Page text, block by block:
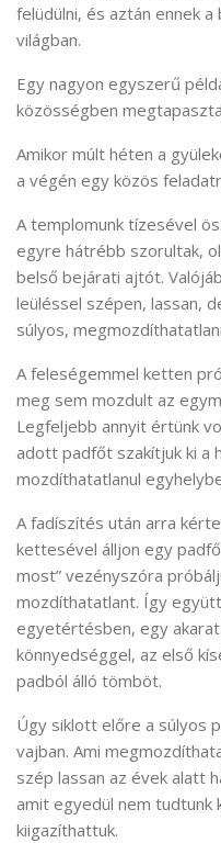
felüdülni, és aztán ennek
világban.
Egy nagyon egyszerű
közösségben
Amikor múlt héten a
a végén egy közös
A templomunk tízesével
egyre hátrébb szorultak,
belső bejárati ajtót.
leüléssel szépen, lassan,
súlyos,
A feleségemmel ketten
meg sem mozdult az
Legfeljebb annyit értünk
adott padfőt szakítjuk ki a
mozdíthatatlanul
A fadíszítés után arra
kettesével álljon egy
most” vezényszóra
mozdíthatatlant. Így
egyetértésben, egy
könnyedséggel, az első
padból álló tömböt.
Úgy siklott előre a súlyos
vajban. Ami
szép lassan az évek alatt
amit egyedül nem
kiigazíthattuk.